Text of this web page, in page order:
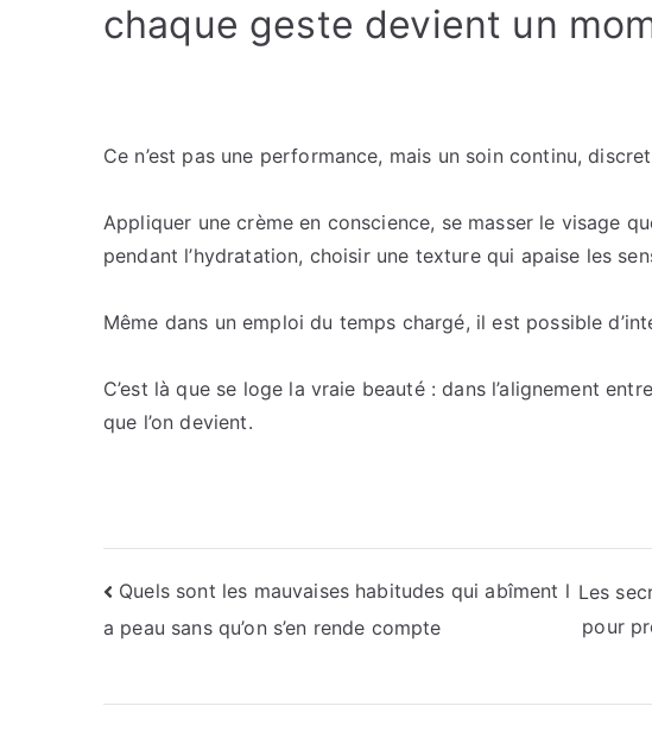
chaque geste devient un
Ce n’est pas une performance, mais un soin continu,
Appliquer une crème en conscience, se masser le visage
pendant l’hydratation, choisir une texture qui apaise les
Même dans un emploi du temps chargé, il est possible
C’est là que se loge la vraie beauté : dans l’alignement
que l’on devient.
Navigation
de
l’article
Quels sont les mauvaises habitudes qui abîment l
a peau sans qu’on s’en rende compte
Les
pour